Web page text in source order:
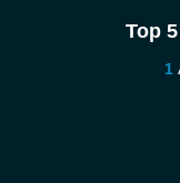
Top